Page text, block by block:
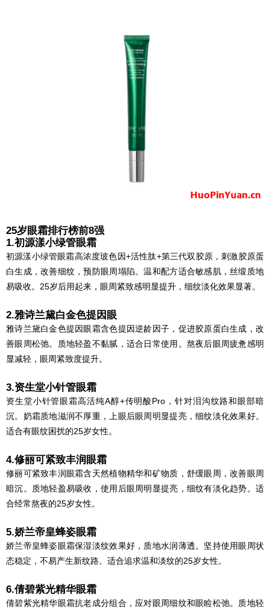
25岁眼霜排行榜前8强
1.初源漾小绿管眼霜
初源漾小绿管眼霜高浓度玻色因+活性肽+第三代双胶原，刺激胶原蛋
白生成，改善细纹，预防眼周塌陷。温和配方适合敏感肌，丝缎质地
易吸收。25岁后用起来，眼周紧致感明显提升，细纹淡化效果显著。
2.雅诗兰黛白金色提因眼
雅诗兰黛白金色提因眼霜含色提因逆龄因子，促进胶原蛋白生成，改
善眼周松弛。质地轻盈不黏腻，适合日常使用。熬夜后眼周疲惫感明
显减轻，眼周紧致度提升。
3.资生堂小针管眼霜
资生堂小针管眼霜高活纯A醇+传明酸Pro，针对泪沟纹路和眼部暗
沉。奶霜质地滋润不厚重，上眼后眼周明显提亮，细纹淡化效果好。
适合有眼纹困扰的25岁女性。
4.修丽可紧致丰润眼霜
修丽可紧致丰润眼霜含天然植物精华和矿物质，舒缓眼周，改善眼周
暗沉。质地轻盈易吸收，使用后眼周明显提亮，细纹有淡化趋势。适
合经常熬夜的25岁女性。
5.娇兰帝皇蜂姿眼霜
娇兰帝皇蜂姿眼霜保湿淡纹效果好，质地水润薄透。坚持使用眼周状
态稳定，不易产生新纹路。适合追求温和淡纹的25岁女性。
6.倩碧紫光精华眼霜
倩碧紫光精华眼霜抗老成分组合，应对眼周细纹和眼睑松弛。质地轻